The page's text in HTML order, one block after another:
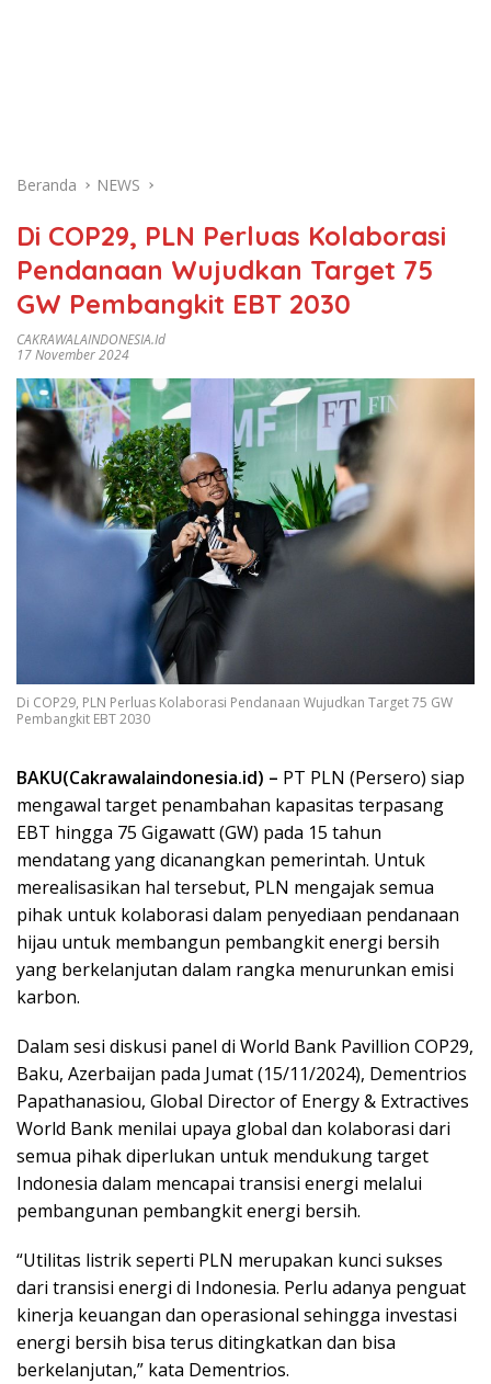
Beranda NEWS
Di COP29, PLN Perluas Kolaborasi
Pendanaan Wujudkan Target 75
GW Pembangkit EBT 2030
CAKRAWALAINDONESIA.id
17 November 2024
Di COP29, PLN Perluas Kolaborasi Pendanaan Wujudkan Target 75 GW
Pembangkit EBT 2030
BAKU(Cakrawalaindonesia.id) – PT PLN (Persero) siap
mengawal target penambahan kapasitas terpasang
EBT hingga 75 Gigawatt (GW) pada 15 tahun
mendatang yang dicanangkan pemerintah. Untuk
merealisasikan hal tersebut, PLN mengajak semua
pihak untuk kolaborasi dalam penyediaan pendanaan
hijau untuk membangun pembangkit energi bersih
yang berkelanjutan dalam rangka menurunkan emisi
karbon.
Dalam sesi diskusi panel di World Bank Pavillion COP29,
Baku, Azerbaijan pada Jumat (15/11/2024), Dementrios
Papathanasiou, Global Director of Energy & Extractives
World Bank menilai upaya global dan kolaborasi dari
semua pihak diperlukan untuk mendukung target
Indonesia dalam mencapai transisi energi melalui
pembangunan pembangkit energi bersih.
“Utilitas listrik seperti PLN merupakan kunci sukses
dari transisi energi di Indonesia. Perlu adanya penguat
kinerja keuangan dan operasional sehingga investasi
energi bersih bisa terus ditingkatkan dan bisa
berkelanjutan,” kata Dementrios.